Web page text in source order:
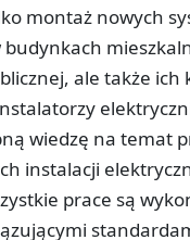
montaż nowych
ale także ich
wiedzę na temat
instalacji
prace są